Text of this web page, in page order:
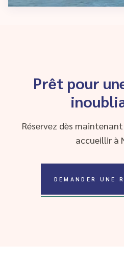
Prêt pour
Réservez dès
accueillir à
DEMANDER UNE